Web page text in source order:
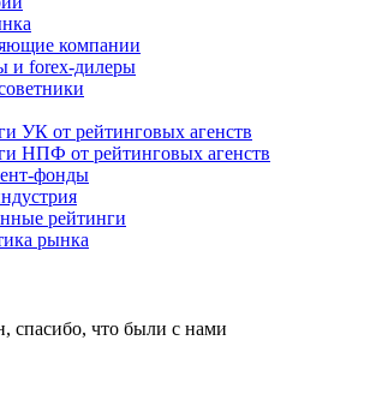
компании
и forex-дилеры
УК от рейтинговых агенств
НПФ от рейтинговых агенств
фонды
рейтинги
рынка
спасибо, что были с нами